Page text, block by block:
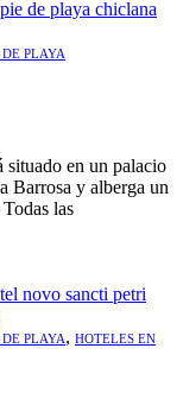
PLAYA
situado en un palacio
Barrosa y alberga un
las
PLAYA, HOTELES EN